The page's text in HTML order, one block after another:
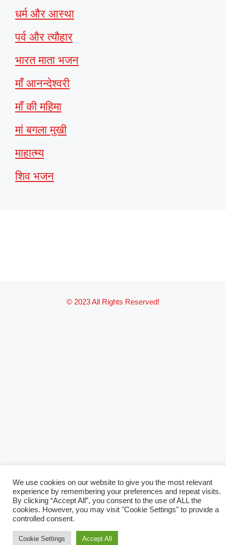
धर्म और आस्था
पर्व और त्यौहार
भारत माता भजन
माँ आनन्देश्वरी
माँ की महिमा
मां बगला मुखी
माहात्म्य
शिव भजन
© 2023 All Rights Reserved!
We use cookies on our website to give you the most relevant
experience by remembering your preferences and repeat visits.
By clicking “Accept All”, you consent to the use of ALL the
cookies. However, you may visit "Cookie Settings" to provide a
controlled consent.
Cookie Settings Accept All